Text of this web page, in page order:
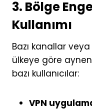
3. Bölge
Kullanımı
Bazı kanallar
ülkeye göre
bazı kullanıcılar:
VPN